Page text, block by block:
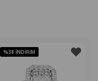
%38 İNDIRIM